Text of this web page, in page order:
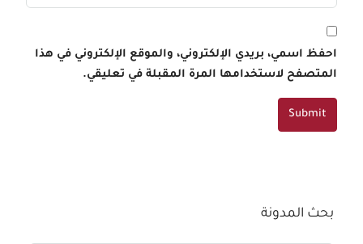
احفظ اسمي، بريدي الإلكتروني، والموقع الإلكتروني في هذا
المتصفح لاستخدامها المرة المقبلة في تعليقي.
Submit
بحث المدونة